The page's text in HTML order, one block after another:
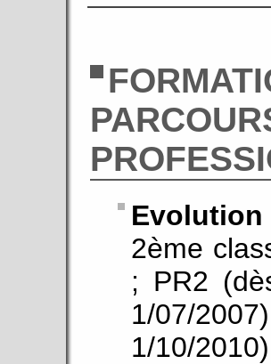
2ème
; PR2
1/07/
1/10/